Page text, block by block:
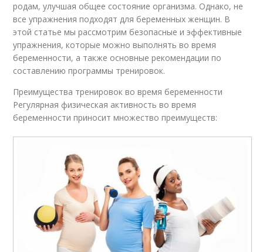
родам, улучшая общее состояние организма. Однако, не
все упражнения подходят для беременных женщин. В
этой статье мы рассмотрим безопасные и эффективные
упражнения, которые можно выполнять во время
беременности, а также основные рекомендации по
составлению программы тренировок.
Преимущества тренировок во время беременности
Регулярная физическая активность во время
беременности приносит множество преимуществ: